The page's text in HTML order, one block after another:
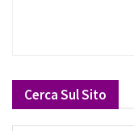
Cerca Sul Sito